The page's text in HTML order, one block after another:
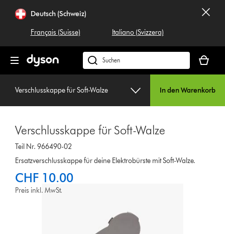
überspringenDeutsch (Schweiz)
Français (Suisse) Italiano (Svizzera)
Dyson.ch
durchsuchen
ist
Verschlusskappe für Soft-Walze In den Warenkorb
Verschlusskappe für Soft-Walze
Teil Nr. 966490-02
Ersatzverschlusskappe für deine Elektrobürste mit Soft-Walze.
CHF 10.00
Preis inkl. MwSt.